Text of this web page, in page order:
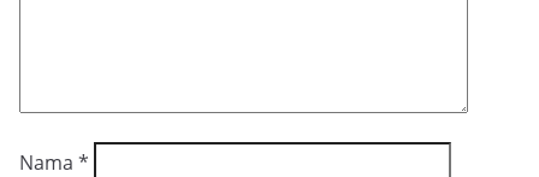
Nama *